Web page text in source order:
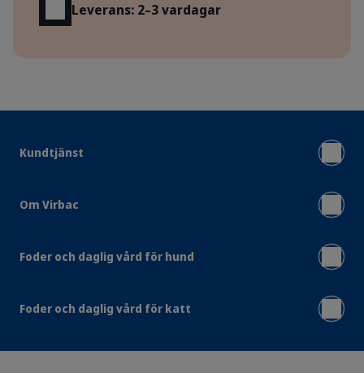
Leverans: 2–3 vardagar
Kundtjänst
Om Virbac
Foder och daglig vård för hund
Foder och daglig vård för katt